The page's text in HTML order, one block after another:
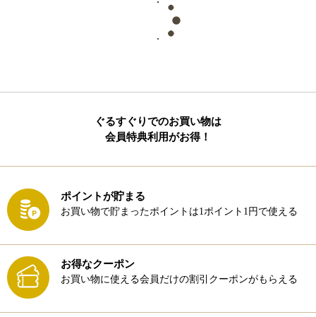
ぐるすぐりでのお買い物は
会員特典利用がお得！
ポイントが貯まる
お買い物で貯まったポイントは1ポイント1円で使える
お得なクーポン
お買い物に使える会員だけの割引クーポンがもらえる